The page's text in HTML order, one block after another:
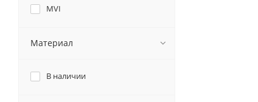
MVI
Материал
В наличии